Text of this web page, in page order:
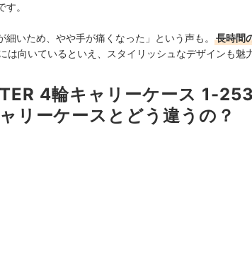
。
いため、やや手が痛くなった」という声も。
長時間
は向いているといえ、スタイリッシュなデザインも魅
4輪キャリーケース 1-
リーケースとどう違うの？